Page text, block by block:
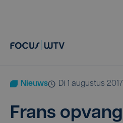
Nieuws di 1 augustus 2017
Frans